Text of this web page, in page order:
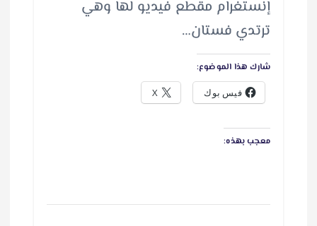
إنستغرام مقطع فيديو لها وهي
ترتدي فستان…
شارك هذا الموضوع:
فيس بوك X
معجب بهذه: